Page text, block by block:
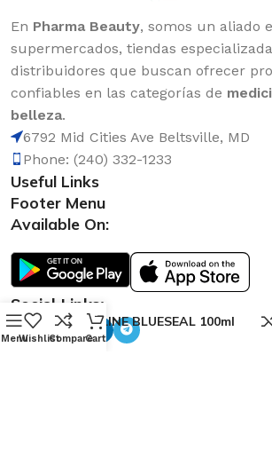
En Pharma Beauty, somos un aliado
supermercados, tiendas
distribuidores que buscan ofrecer
confiables en las categorías de
belleza.
6792 Mid Cities Ave Beltsville, MD
Phone: (240) 332-1233
Useful Links
Footer Menu
Available On:
Social Links:
VASELINE BLUESEAL 100ml
MenuWishlistCompare
0
Cart